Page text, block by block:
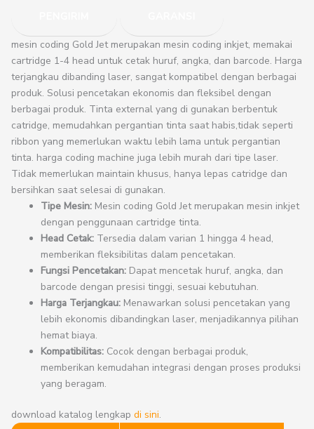
mesin coding Gold Jet merupakan mesin coding inkjet, memakai
cartridge 1-4 head untuk cetak huruf, angka, dan barcode. Harga
terjangkau dibanding laser, sangat kompatibel dengan berbagai
produk. Solusi pencetakan ekonomis dan fleksibel dengan
berbagai produk. Tinta external yang di gunakan berbentuk
catridge, memudahkan pergantian tinta saat habis,tidak seperti
ribbon yang memerlukan waktu lebih lama untuk pergantian
tinta. harga coding machine juga lebih murah dari tipe laser.
Tidak memerlukan maintain khusus, hanya lepas catridge dan
bersihkan saat selesai di gunakan.
Tipe Mesin: Mesin coding Gold Jet merupakan mesin inkjet
dengan penggunaan cartridge tinta.
Head Cetak: Tersedia dalam varian 1 hingga 4 head,
memberikan fleksibilitas dalam pencetakan.
Fungsi Pencetakan: Dapat mencetak huruf, angka, dan
barcode dengan presisi tinggi, sesuai kebutuhan.
Harga Terjangkau: Menawarkan solusi pencetakan yang
lebih ekonomis dibandingkan laser, menjadikannya pilihan
hemat biaya.
Kompatibilitas: Cocok dengan berbagai produk,
memberikan kemudahan integrasi dengan proses produksi
yang beragam.
download katalog lengkap di sini.